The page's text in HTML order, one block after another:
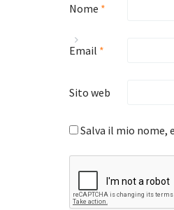
Nome *
Email *
Sito web
Salva il mio nome,